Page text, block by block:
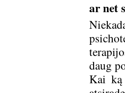
ar net
daug
Kai